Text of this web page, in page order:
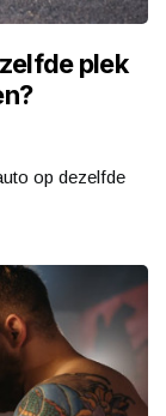
plek
op dezelfde